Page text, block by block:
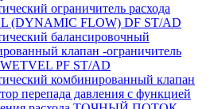
ограничитель расхода
(DYNAMIC FLOW) DF ST/AD
балансировочный
клапан -ограничитель
WETVEL PF ST/AD
комбинированный клапан
перепада давления с функцией